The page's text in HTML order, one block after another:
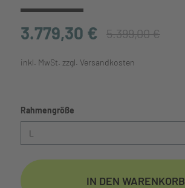
3.779,30 € 5.399,00 €
inkl. MwSt. zzgl. Versandkosten
Rahmengröße
IN DEN WARENKORB